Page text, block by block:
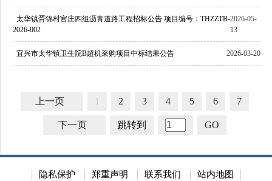
太华镇胥锦村官庄四组沥青道路工程招标公告 项目编号：THZZTB-
2026-002
2026-05-
13
宜兴市太华镇卫生院B超机采购项目中标结果公告 2026-03-20
上一页 1 2 3 4 5 6 7
下一页 跳转到 GO
隐私保护 郑重声明 联系我们 站内地图